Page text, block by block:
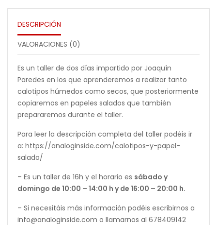
DESCRIPCIÓN
VALORACIONES (0)
Es un taller de dos días impartido por Joaquín
Paredes en los que aprenderemos a realizar tanto
calotipos húmedos como secos, que posteriormente
copiaremos en papeles salados que también
prepararemos durante el taller.
Para leer la descripción completa del taller podéis ir
a: https://analoginside.com/calotipos-y-papel-
salado/
– Es un taller de 16h y el horario es sábado y
domingo de 10:00 – 14:00 h y de 16:00 – 20:00 h.
– Si necesitáis más información podéis escribirnos a
info@analoginside.com o llamarnos al 678409142